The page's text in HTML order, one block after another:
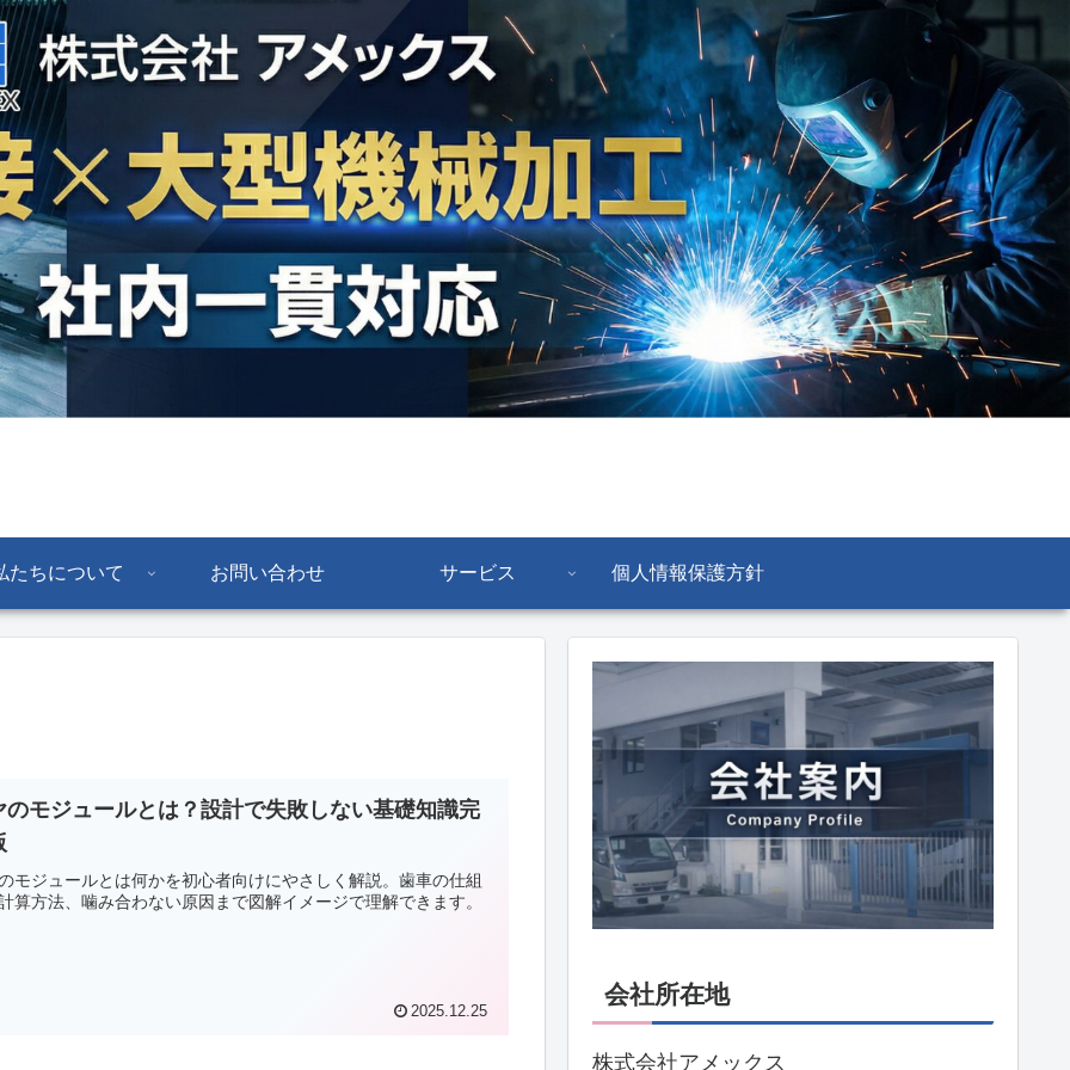
たちについて お問い合わせ サービス 個人情報保護方針
のモジュールとは？設計で失敗しない基礎知識完
モジュールとは何かを初心者向けにやさしく解説。歯車の仕組
算方法、噛み合わない原因まで図解イメージで理解できます。
2025.12.25
会社所在地
株式会社アメックス